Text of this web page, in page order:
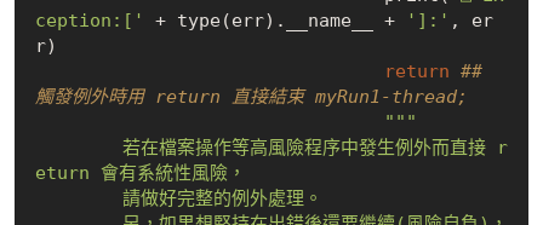
ception:['
+ type(err).__name__ + ']:' , er
r)
return ##
觸發例外時用 return 直接結束 myRun1-thread;
"""
eturn 會有系統性風險，